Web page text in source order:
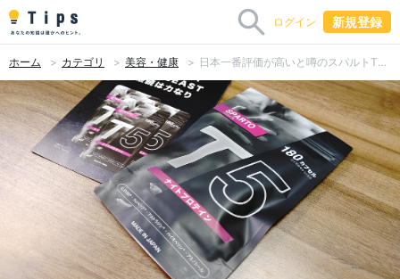
ログイン 新規登録
ホーム カテゴリ 美容・健康 日本一番評価が高いと噂のスパルトT5の口コミ調査21人分